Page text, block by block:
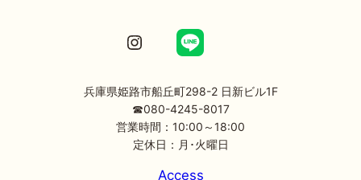
Instagram
兵庫県姫路市船丘町298-2 日新ビル1F
☎080-4245-8017
営業時間：10:00～18:00
定休日：月･火曜日
Access